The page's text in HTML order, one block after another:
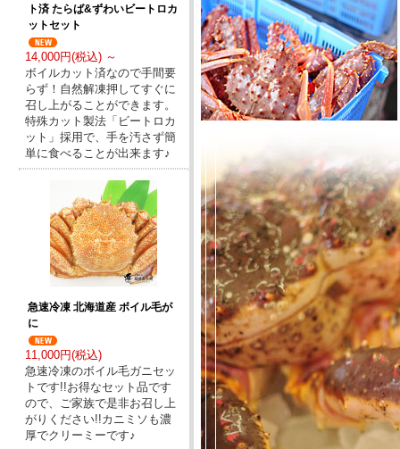
ト済 たらば&ずわいビートロカ
ットセット
14,000円(税込) ～
ボイルカット済なので手間要
らず！自然解凍押してすぐに
召し上がることができます。
特殊カット製法「ビートロカ
ット」採用で、手を汚さず簡
単に食べることが出来ます♪
急速冷凍 北海道産 ボイル毛が
に
11,000円(税込)
急速冷凍のボイル毛ガニセッ
トです!!お得なセット品です
ので、ご家族で是非お召し上
がりください!!カニミソも濃
厚でクリーミーです♪